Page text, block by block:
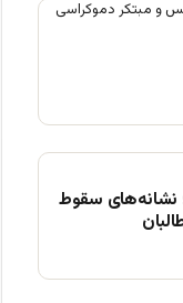
نشانه‌های سقوط